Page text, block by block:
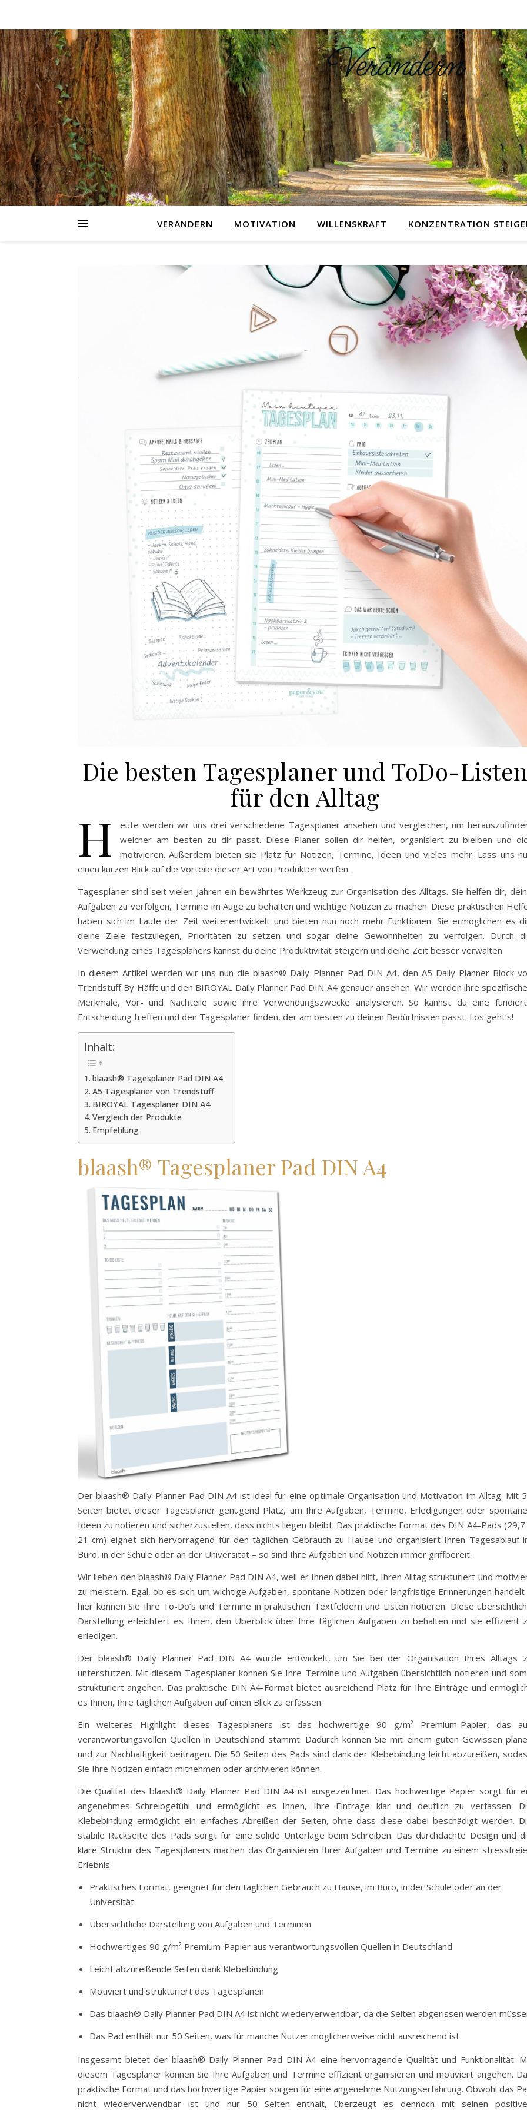
Verändern
VERÄNDERN MOTIVATION WILLENSKRAFT KONZENTRATION
Die besten Tagesplaner und ToDo-Listen
für den Alltag
H
eute werden wir uns drei verschiedene Tagesplaner ansehen und vergleichen, um
welcher am besten zu dir passt. Diese Planer sollen dir helfen, organisiert zu bleiben und
motivieren. Außerdem bieten sie Platz für Notizen, Termine, Ideen und vieles mehr. Lass uns
einen kurzen Blick auf die Vorteile dieser Art von Produkten werfen.
Tagesplaner sind seit vielen Jahren ein bewährtes Werkzeug zur Organisation des Alltags. Sie helfen dir,
Aufgaben zu verfolgen, Termine im Auge zu behalten und wichtige Notizen zu machen. Diese praktischen
haben sich im Laufe der Zeit weiterentwickelt und bieten nun noch mehr Funktionen. Sie ermöglichen es
deine Ziele festzulegen, Prioritäten zu setzen und sogar deine Gewohnheiten zu verfolgen. Durch
Verwendung eines Tagesplaners kannst du deine Produktivität steigern und deine Zeit besser verwalten.
In diesem Artikel werden wir uns nun die blaash® Daily Planner Pad DIN A4, den A5 Daily Planner Block
Trendstuff By Häfft und den BIROYAL Daily Planner Pad DIN A4 genauer ansehen. Wir werden ihre
Merkmale, Vor- und Nachteile sowie ihre Verwendungszwecke analysieren. So kannst du eine
Entscheidung treffen und den Tagesplaner finden, der am besten zu deinen Bedürfnissen passt. Los geht’s!
Inhalt:
blaash® Tagesplaner Pad DIN A4
A5 Tagesplaner von Trendstuff
BIROYAL Tagesplaner DIN A4
Vergleich der Produkte
Empfehlung
blaash® Tagesplaner Pad DIN A4
Der blaash® Daily Planner Pad DIN A4 ist ideal für eine optimale Organisation und Motivation im Alltag. Mit
Seiten bietet dieser Tagesplaner genügend Platz, um Ihre Aufgaben, Termine, Erledigungen oder
Ideen zu notieren und sicherzustellen, dass nichts liegen bleibt. Das praktische Format des DIN A4-Pads (29,7
21 cm) eignet sich hervorragend für den täglichen Gebrauch zu Hause und organisiert Ihren Tagesablauf
Büro, in der Schule oder an der Universität – so sind Ihre Aufgaben und Notizen immer griffbereit.
Wir lieben den blaash® Daily Planner Pad DIN A4, weil er Ihnen dabei hilft, Ihren Alltag strukturiert und
zu meistern. Egal, ob es sich um wichtige Aufgaben, spontane Notizen oder langfristige Erinnerungen handelt
hier können Sie Ihre To-Do’s und Termine in praktischen Textfeldern und Listen notieren. Diese
Darstellung erleichtert es Ihnen, den Überblick über Ihre täglichen Aufgaben zu behalten und sie effizient
erledigen.
Der blaash® Daily Planner Pad DIN A4 wurde entwickelt, um Sie bei der Organisation Ihres Alltags
unterstützen. Mit diesem Tagesplaner können Sie Ihre Termine und Aufgaben übersichtlich notieren und
strukturiert angehen. Das praktische DIN A4-Format bietet ausreichend Platz für Ihre Einträge und
es Ihnen, Ihre täglichen Aufgaben auf einen Blick zu erfassen.
Ein weiteres Highlight dieses Tagesplaners ist das hochwertige 90 g/m² Premium-Papier, das
verantwortungsvollen Quellen in Deutschland stammt. Dadurch können Sie mit einem guten Gewissen
und zur Nachhaltigkeit beitragen. Die 50 Seiten des Pads sind dank der Klebebindung leicht abzureißen,
Sie Ihre Notizen einfach mitnehmen oder archivieren können.
Die Qualität des blaash® Daily Planner Pad DIN A4 ist ausgezeichnet. Das hochwertige Papier sorgt für
angenehmes Schreibgefühl und ermöglicht es Ihnen, Ihre Einträge klar und deutlich zu verfassen.
Klebebindung ermöglicht ein einfaches Abreißen der Seiten, ohne dass diese dabei beschädigt werden.
stabile Rückseite des Pads sorgt für eine solide Unterlage beim Schreiben. Das durchdachte Design und
klare Struktur des Tagesplaners machen das Organisieren Ihrer Aufgaben und Termine zu einem
Erlebnis.
Praktisches Format, geeignet für den täglichen Gebrauch zu Hause, im Büro, in der Schule oder an der
Universität
Übersichtliche Darstellung von Aufgaben und Terminen
Hochwertiges 90 g/m² Premium-Papier aus verantwortungsvollen Quellen in Deutschland
Leicht abzureißende Seiten dank Klebebindung
Motiviert und strukturiert das Tagesplanen
Das blaash® Daily Planner Pad DIN A4 ist nicht wiederverwendbar, da die Seiten abgerissen werden
Das Pad enthält nur 50 Seiten, was für manche Nutzer möglicherweise nicht ausreichend ist
Insgesamt bietet der blaash® Daily Planner Pad DIN A4 eine hervorragende Qualität und Funktionalität.
diesem Tagesplaner können Sie Ihre Aufgaben und Termine effizient organisieren und motiviert angehen.
praktische Format und das hochwertige Papier sorgen für eine angenehme Nutzungserfahrung. Obwohl das
nicht wiederverwendbar ist und nur 50 Seiten enthält, überzeugt es dennoch mit seinen